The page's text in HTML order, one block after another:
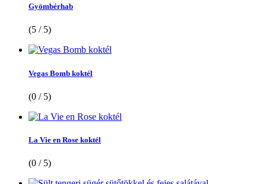
Gyömbérhab
(5 / 5)
Vegas Bomb koktél
(0 / 5)
La Vie en Rose koktél
(0 / 5)